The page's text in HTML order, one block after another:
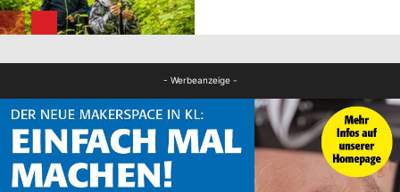
- Werbeanzeige -